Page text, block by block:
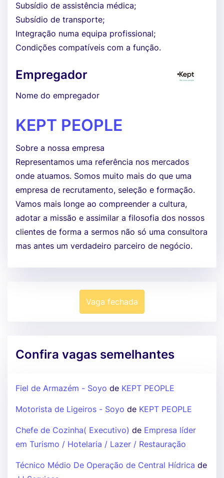
Subsídio de assistência médica;
Subsídio de transporte;
Integração numa equipa profissional;
Condições compatíveis com a função.
Empregador
Nome do empregador
KEPT PEOPLE
Sobre a nossa empresa
Representamos uma referência nos mercados
onde atuamos. Somos muito mais do que uma
empresa de recrutamento, seleção e formação.
Vamos mais longe ao compreender a cultura,
adotar a missão e assimilar a filosofia dos nossos
clientes de forma a sermos não só uma consultora
mas antes um verdadeiro parceiro de negócio.
Vaga fechada
Confira vagas semelhantes
Fiel de Armazém - Soyo de KEPT PEOPLE
Motorista de Ligeiros - Soyo de KEPT PEOPLE
Chefe de Cozinha( Executivo) de Empresa líder
em Turismo / Hotelaria / Lazer / Restauração
Técnico Médio De Operação de Central Hídrica de